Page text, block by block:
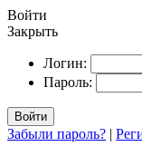
Войти
Закрыть
Логин:
Пароль:
Войти
Забыли пароль? |